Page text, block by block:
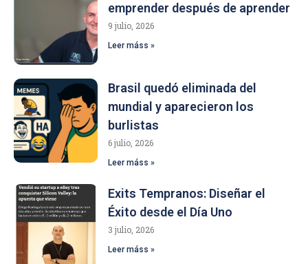
emprender después de aprender
9 julio, 2026
Leer máss »
Brasil quedó eliminada del
mundial y aparecieron los
burlistas
6 julio, 2026
Leer máss »
Exits Tempranos: Diseñar el
Éxito desde el Día Uno
3 julio, 2026
Leer máss »